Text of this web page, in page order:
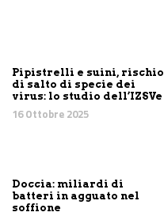
Pipistrelli e suini, rischio
di salto di specie dei
virus: lo studio dell’IZSVe
16 Ottobre 2025
Doccia: miliardi di
batteri in agguato nel
soffione